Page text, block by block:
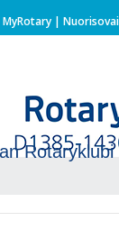
MyRotary |
Rotaryklubi